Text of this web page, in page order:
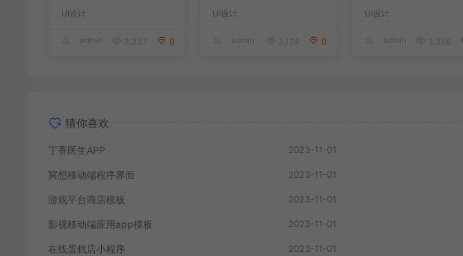
UI设计
admin 3,337 0
UI设计
admin 3,124 0
UI设计
admin 3,386
猜你喜欢
丁香医生APP 2023-11-01
冥想移动端程序界面 2023-11-01
游戏平台商店模板 2023-11-01
影视移动端应用app模板 2023-11-01
在线蛋糕店小程序 2023-11-01